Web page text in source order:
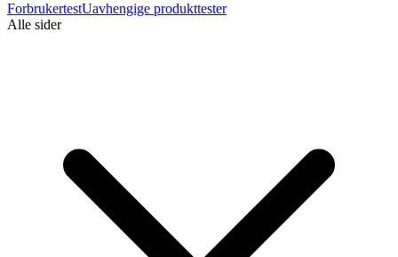
ForbrukertestUavhengige produkttester
Alle sider